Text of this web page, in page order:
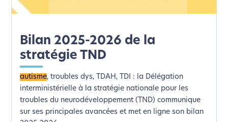
L’écoconception, ça vous
concerne aussi !
Nous avons développé ce site Internet dans le cadre
Bilan 2025-2026 de la
stratégie TND
autisme, troubles dys, TDAH, TDI : la Délégation
interministérielle à la stratégie nationale pour les
troubles du neurodéveloppement (TND) communique
sur ses principales avancées et met en ligne son bilan